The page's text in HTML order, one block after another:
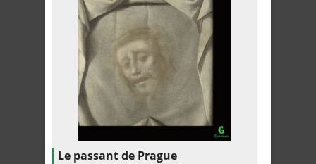
Le passant de Prague